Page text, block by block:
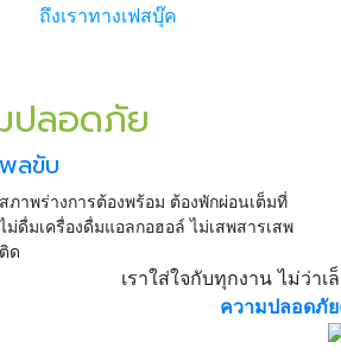
ถึงเราทางเฟสบุ๊ค
มปลอดภัย
พลขับ
สภาพร่างการต้องพร้อม ต้องพักผ่อนเต็มที่
ม่ดื่มเครื่องดื่มแอลกอฮอล์ ไม่เสพสารเสพ
ติด
เราใส่ใจกับทุกงาน ไม่ว่า
ความปลอดภั